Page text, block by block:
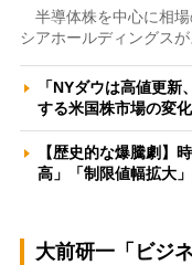
半導体株を中心に相場
シアホールディングス
「NYダウは高値更
する米国株市場の
【歴史的な爆騰劇】
高」「制限値幅拡大
大前研一「ビジ